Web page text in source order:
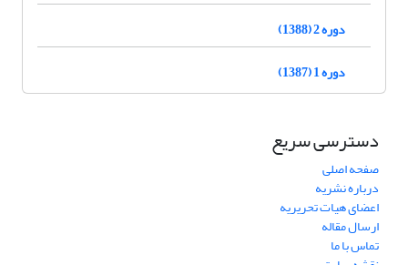
دوره 2 (1388)
دوره 1 (1387)
دسترسی سریع
صفحه اصلی
درباره نشریه
اعضای هیات تحریریه
ارسال مقاله
تماس با ما